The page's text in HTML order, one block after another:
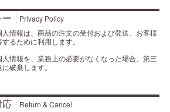
Privacy Policy
情報は、商品の注文の受付および発送、お客様
るために利用します。
情報を、業務上の必要がなくなった場合、第三
破棄します。
応
Return & Cancel